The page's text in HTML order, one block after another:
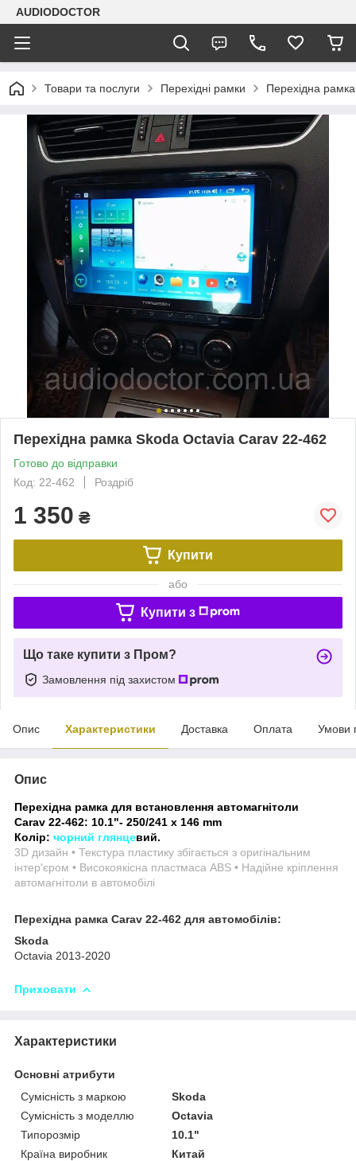
AUDIODOCTOR
Товари та послуги Перехідні рамки Перехідна
Перехідна рамка Skoda Octavia Carav 22-462
Готово до відправки
Код: 22-462
Роздріб
1 350 ₴
Купити
або
Купити з
Що таке купити з Пром?
Замовлення під захистом
Опис Характеристики Доставка Оплата Умови
Опис
Перехідна рамка для встановлення автомагнітоли
Carav 22-462: 10.1"- 250/241 х 146 mm
Колір: чорний глянцевий.
3D дизайн • Текстура пластику збігається з оригінальним
інтер'єром • Високоякісна пластмаса ABS • Надійне кріплення
автомагнітоли в автомобілі
Перехідна рамка Carav 22-462 для автомобілів:
Skoda
Octavia 2013-2020
Приховати
Характеристики
Основні атрибути
Сумісність з маркою
Skoda
Сумісність з моделлю
Octavia
Типорозмір
10.1"
Країна виробник
Китай